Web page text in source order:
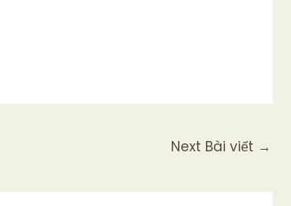
Next Bài viết →